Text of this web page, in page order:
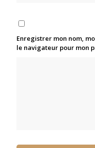
Enregistrer mon nom,
le navigateur pour mon